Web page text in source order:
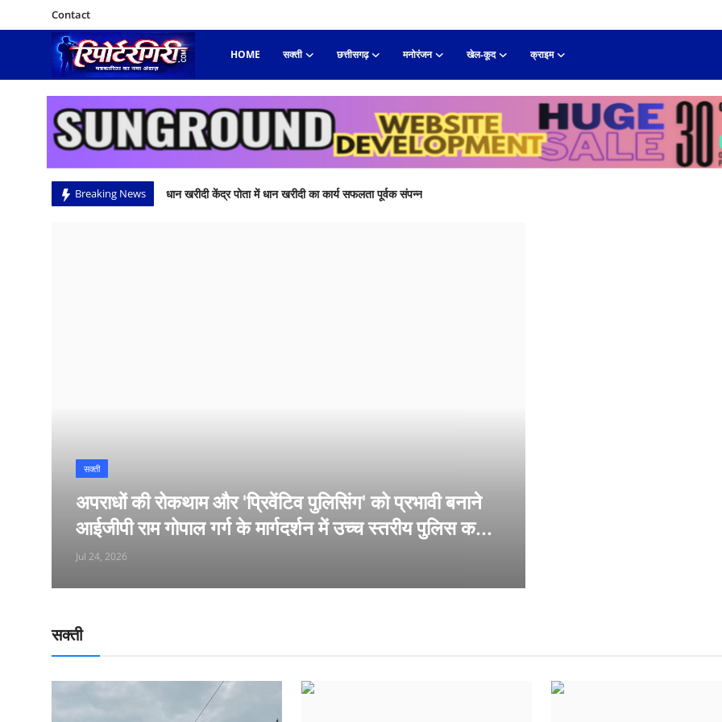
Contact
HOME सक्ती छत्तीसगढ़ मनोरंजन खेल-कूद क्राइम
Reportergiri.com
Breaking News
धान खरीदी केंद्र पोता में धान खरीदी का कार्य सफलता पूर्वक संपन्न
सक्ती
अपराधों की रोकथाम और 'प्रिवेंटिव पुलिसिंग' को प्रभावी बनाने
आईजीपी राम गोपाल गर्ग के मार्गदर्शन में उच्च स्तरीय पुलिस क...
Jul 24, 2026
सक्ती